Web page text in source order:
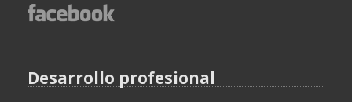
Desarrollo profesional